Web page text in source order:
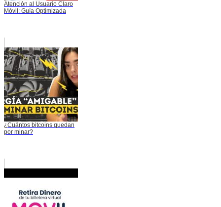
Atención al Usuario Claro
Móvil: Guía Optimizada
¿Cuántos bitcoins quedan
por minar?